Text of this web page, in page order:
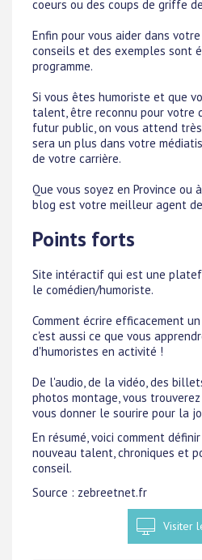
coeurs ou des coups de griffe
Enfin pour vous aider dans
conseils et des exemples sont
programme.
Si vous êtes humoriste et que
talent, être reconnu pour votre
futur public, on vous attend
sera un plus dans votre
de votre carrière.
Que vous soyez en Province ou
blog est votre meilleur agent
Points forts
Site intéractif qui est une
le comédien/humoriste.
Comment écrire efficacement
c'est aussi ce que vous
d'humoristes en activité !
De l'audio, de la vidéo, des
photos montage, vous
vous donner le sourire pour la
En résumé, voici comment
nouveau talent, chroniques et
conseil.
Source : zebreetnet.fr
Visiter